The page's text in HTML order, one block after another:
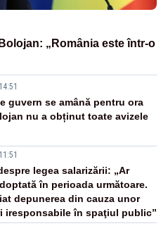
„România este într-o
guvern se amână pentru ora
nu a obținut toate avizele
legea salarizării: „Ar
în perioada următoare.
depunerea din cauza unor
iresponsabile în spaţiul public”